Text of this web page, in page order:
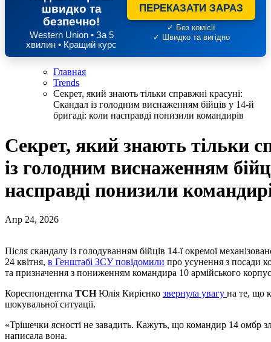
швидко та
безпечно!
Western Union • За 5
хвилин • Кращий курс
ПЕРЕКАЗАТИ ЗАРАЗ
✓ Без комісії
✓ Швидко та вигідно
Главная
Trends
Секрет, який знають тільки справжні красуні:
Скандал із голодним виснаженням бійців у 14-й
бригаді: коли насправді понизили командирів
Секрет, який знають тільки
із голодним виснаженням
насправді понизили
Апр 24, 2026
Після скандалу із голодуванням бійців 14-ї окремої механізованої бригади імені князя Романа Великого у п’ятницю,
24 квітня, в Генштабі ЗСУ повідомили про усунення з посади
та призначення з пониженням командира 10 армійського
Кореспондентка ТСНЮлія Кирієнко звернула увагу на те, що
шокувальної ситуації.
«Трішечки ясності не завадить. Кажуть, що командир 14 омбр
написала вона.